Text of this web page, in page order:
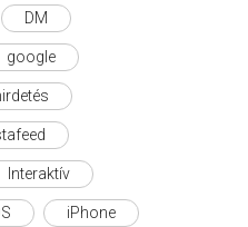
DM
google
Interaktív
iPhone